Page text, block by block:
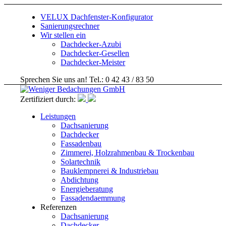
VELUX Dachfenster-Konfigurator
Sanierungsrechner
Wir stellen ein
Dachdecker-Azubi
Dachdecker-Gesellen
Dachdecker-Meister
Sprechen Sie uns an! Tel.: 0 42 43 / 83 50
Zertifiziert durch:
Leistungen
Dachsanierung
Dachdecker
Fassadenbau
Zimmerei, Holzrahmenbau & Trockenbau
Solartechnik
Bauklempnerei & Industriebau
Abdichtung
Energieberatung
Fassadendaemmung
Referenzen
Dachsanierung